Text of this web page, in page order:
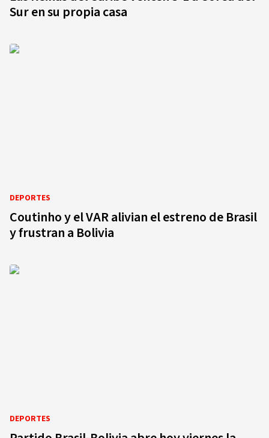
Sur en su propia casa
DEPORTES
Coutinho y el VAR alivian el estreno de Brasil
y frustran a Bolivia
DEPORTES